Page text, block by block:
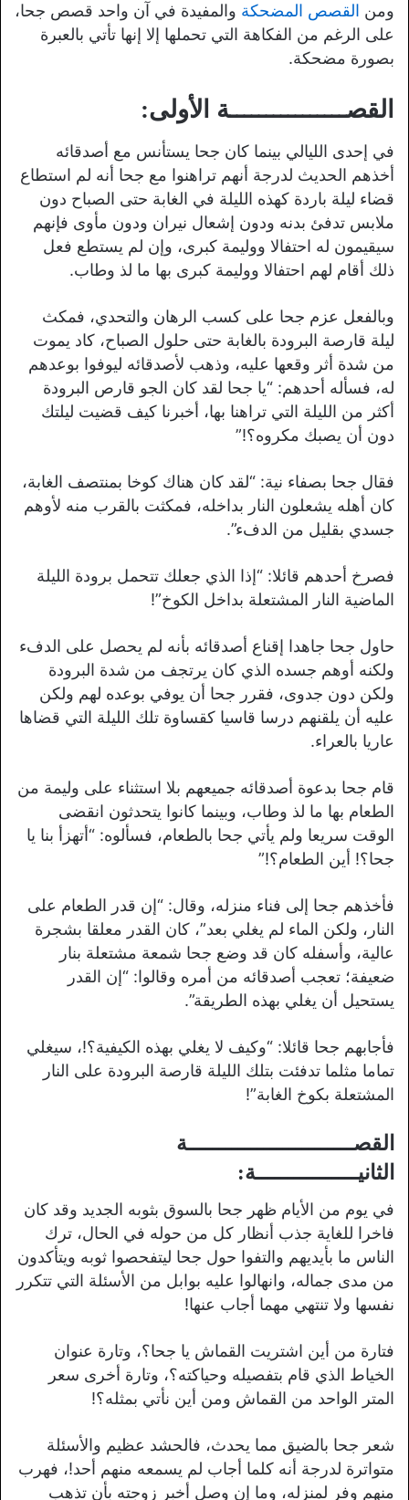
ومن القصص المضحكة والمفيدة في آن واحد قصص جحا،
على الرغم من الفكاهة التي تحملها إلا إنها تأتي بالعبرة
بصورة مضحكة.
القصــــــــــــــــة الأولى:
في إحدى الليالي بينما كان جحا يستأنس مع أصدقائه
أخذهم الحديث لدرجة أنهم تراهنوا مع جحا أنه لم استطاع
قضاء ليلة باردة كهذه الليلة في الغابة حتى الصباح دون
ملابس تدفئ بدنه ودون إشعال نيران ودون مأوى فإنهم
سيقيمون له احتفالا ووليمة كبرى، وإن لم يستطع فعل
ذلك أقام لهم احتفالا ووليمة كبرى بها ما لذ وطاب.
وبالفعل عزم جحا على كسب الرهان والتحدي، فمكث
ليلة قارصة البرودة بالغابة حتى حلول الصباح، كاد يموت
من شدة أثر وقعها عليه، وذهب لأصدقائه ليوفوا بوعدهم
له، فسأله أحدهم: “يا جحا لقد كان الجو قارص البرودة
أكثر من الليلة التي تراهنا بها، أخبرنا كيف قضيت ليلتك
دون أن يصبك مكروه؟!”
فقال جحا بصفاء نية: “لقد كان هناك كوخا بمنتصف الغابة،
كان أهله يشعلون النار بداخله، فمكثت بالقرب منه لأوهم
جسدي بقليل من الدفء”.
فصرخ أحدهم قائلا: “إذا الذي جعلك تتحمل برودة الليلة
الماضية النار المشتعلة بداخل الكوخ”!
حاول جحا جاهدا إقناع أصدقائه بأنه لم يحصل على الدفء
ولكنه أوهم جسده الذي كان يرتجف من شدة البرودة
ولكن دون جدوى، فقرر جحا أن يوفي بوعده لهم ولكن
عليه أن يلقنهم درسا قاسيا كقساوة تلك الليلة التي قضاها
عاريا بالعراء.
قام جحا بدعوة أصدقائه جميعهم بلا استثناء على وليمة من
الطعام بها ما لذ وطاب، وبينما كانوا يتحدثون انقضى
الوقت سريعا ولم يأتي جحا بالطعام، فسألوه: “أتهزأ بنا يا
جحا؟! أين الطعام؟!”
فأخذهم جحا إلى فناء منزله، وقال: “إن قدر الطعام على
النار، ولكن الماء لم يغلي بعد”، كان القدر معلقا بشجرة
عالية، وأسفله كان قد وضع جحا شمعة مشتعلة بنار
ضعيفة؛ تعجب أصدقائه من أمره وقالوا: “إن القدر
يستحيل أن يغلي بهذه الطريقة”.
فأجابهم جحا قائلا: “وكيف لا يغلي بهذه الكيفية؟!، سيغلي
تماما مثلما تدفئت بتلك الليلة قارصة البرودة على النار
المشتعلة بكوخ الغابة”!
القصــــــــــــــــــــــــــة
الثانيــــــــــــــــة:
في يوم من الأيام ظهر جحا بالسوق بثوبه الجديد وقد كان
فاخرا للغاية جذب أنظار كل من حوله في الحال، ترك
الناس ما بأيديهم والتفوا حول جحا ليتفحصوا ثوبه ويتأكدون
من مدى جماله، وانهالوا عليه بوابل من الأسئلة التي تتكرر
نفسها ولا تنتهي مهما أجاب عنها!
فتارة من أين اشتريت القماش يا جحا؟، وتارة عنوان
الخياط الذي قام بتفصيله وحياكته؟، وتارة أخرى سعر
المتر الواحد من القماش ومن أين نأتي بمثله؟!
شعر جحا بالضيق مما يحدث، فالحشد عظيم والأسئلة
متواترة لدرجة أنه كلما أجاب لم يسمعه منهم أحد!، فهرب
منهم وفر لمنزله، وما إن وصل أخبر زوجته بأن تذهب